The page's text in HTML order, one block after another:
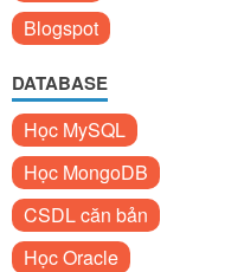
Blogspot
DATABASE
Học MySQL
Học MongoDB
CSDL căn bản
Học Oracle